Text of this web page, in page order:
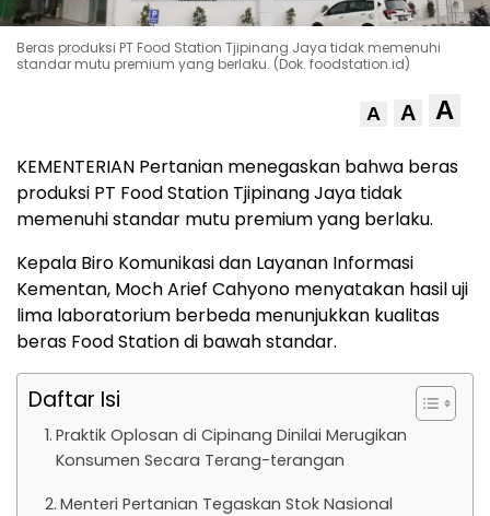
Beras produksi PT Food Station Tjipinang Jaya tidak memenuhi
standar mutu premium yang berlaku. (Dok. foodstation.id)
A A A
KEMENTERIAN Pertanian menegaskan bahwa beras
produksi PT Food Station Tjipinang Jaya tidak
memenuhi standar mutu premium yang berlaku.
Kepala Biro Komunikasi dan Layanan Informasi
Kementan, Moch Arief Cahyono menyatakan hasil uji
lima laboratorium berbeda menunjukkan kualitas
beras Food Station di bawah standar.
Daftar Isi
Praktik Oplosan di Cipinang Dinilai Merugikan
Konsumen Secara Terang-terangan
Menteri Pertanian Tegaskan Stok Nasional